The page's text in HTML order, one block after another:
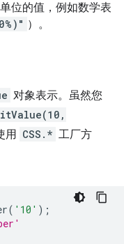
位的值，例如数学表
）。
对象表示。虽然您
用 CSS.* 工厂方
( '10' );